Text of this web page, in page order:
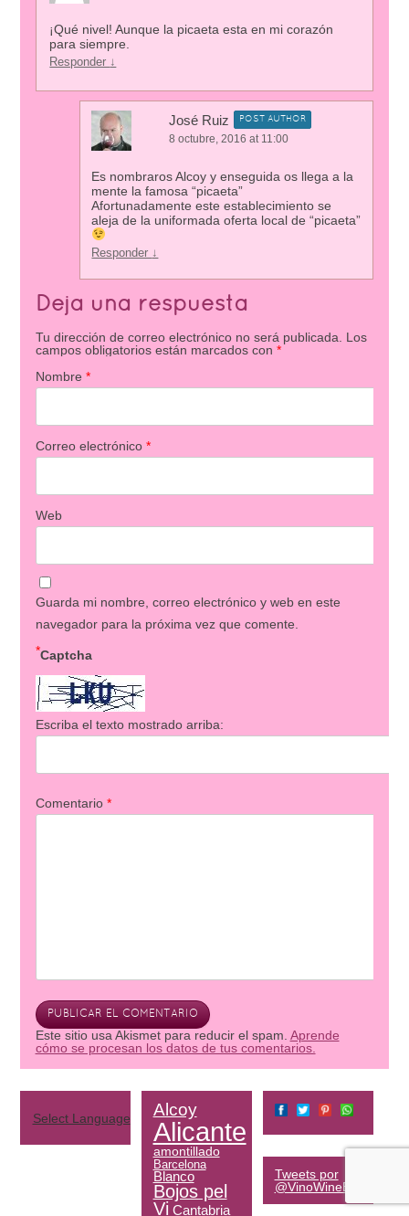
¡Qué nivel! Aunque la picaeta esta en mi corazón
para siempre.
Responder ↓
José Ruiz POST AUTHOR
8 octubre, 2016 at 11:00
Es nombraros Alcoy y enseguida os llega a la
mente la famosa “picaeta”
Afortunadamente este establecimiento se
aleja de la uniformada oferta local de “picaeta”
Responder ↓
Deja una respuesta
Tu dirección de correo electrónico no será publicada.
Los
campos obligatorios están marcados con *
Nombre *
Correo electrónico *
Web
Guarda mi nombre, correo electrónico y web en este
navegador para la próxima vez que comente.
Captcha
*
Escriba el texto mostrado arriba:
Comentario *
Este sitio usa Akismet para reducir el spam. Aprende
cómo se procesan los datos de tus comentarios.
Select Language Alcoy
Alicante
amontillado
Barcelona
Blanco
Bojos pel
Vi Cantabria
Tweets por
@VinoWineES